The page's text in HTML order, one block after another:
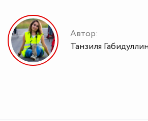
Автор:
Танзиля